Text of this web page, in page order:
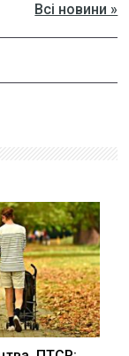
Всі новини »